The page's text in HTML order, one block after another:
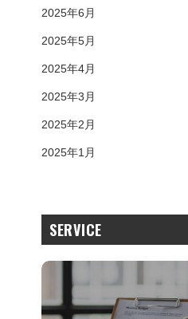
2025年6月
2025年5月
2025年4月
2025年3月
2025年2月
2025年1月
SERVICE